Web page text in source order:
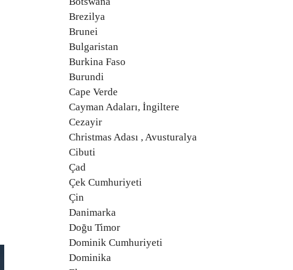
Brezilya
Brunei
Bulgaristan
Burkina Faso
Burundi
Cape Verde
Cayman Adaları, İngiltere
Cezayir
Christmas Adası , Avusturalya
Cibuti
Çad
Çek Cumhuriyeti
Çin
Danimarka
Doğu Timor
Dominik Cumhuriyeti
Dominika